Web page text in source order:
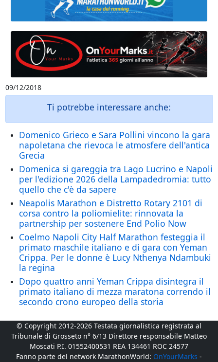
09/12/2018
Ti potrebbe interessare anche:
Domenico Grieco e Sara Pollini vincono la gara
napoletana che rievoca le atmosfere dell'antica
Grecia
Domenica si gareggia tra Lago Lucrino e Napoli
per l'edizione 2026 della Lampadedromia: tutto
quello che c'è da sapere
Neapolis Marathon e Distretto Rotary 2101 di
corsa contro la poliomielite: rinnovata la
partnership per sostenere End Polio Now
Coelmo Napoli City Half Marathon festeggia il
primato maschile italiano e di gara con Yeman
Crippa. Per le donne è Lucy Nthenya Ndambuki
la regina
Dopo quattro anni Yeman Crippa disintegra il
primato italiano di mezza maratona correndo il
secondo crono europeo della storia
© Copyright 2012-2026 Testata giornalistica registrata al
Tribunale di Grosseto n° 6/13 Direttore responsabile Matteo
Moscati P.I. 01552400531 REA 134461 ROC 24577
Fanno parte del network MarathonWorld: OnYourMarks -